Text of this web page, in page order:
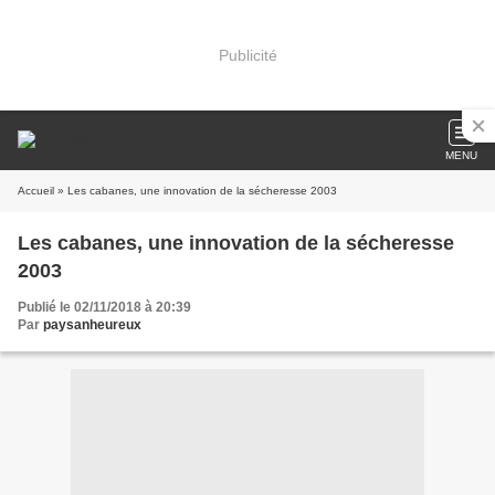
Publicité
MENU
Accueil » Les cabanes, une innovation de la sécheresse 2003
Les cabanes, une innovation de la sécheresse
2003
Publié le 02/11/2018 à 20:39
Par paysanheureux